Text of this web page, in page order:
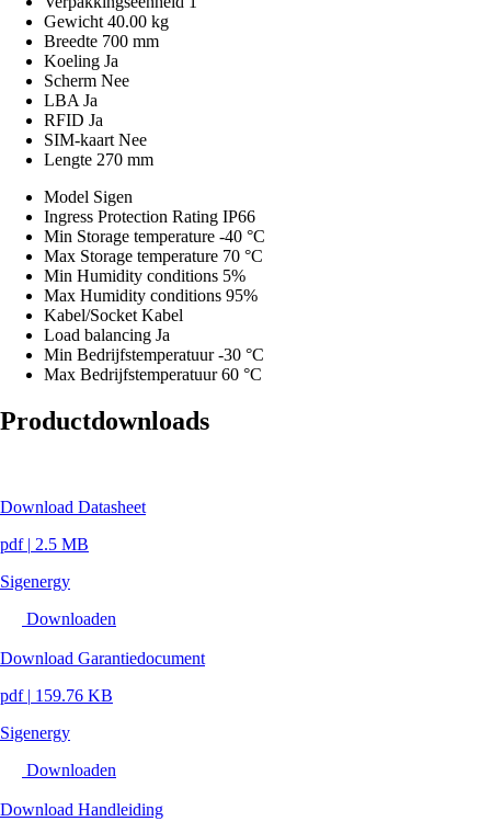
Gewicht40.00 kg
Breedte 700 mm
Koeling Ja
Scherm Nee
LBAJa
RFID Ja
SIM-kaartNee
Lengte 270 mm
Model Sigen
Ingress Protection Rating IP66
Min Storage temperature -40 °C
Max Storage temperature 70 °C
Min Humidity conditions 5%
Max Humidity conditions 95%
Kabel/SocketKabel
Load balancing Ja
Min Bedrijfstemperatuur-30 °C
Max Bedrijfstemperatuur60 °C
Productdownloads
Download Datasheet
pdf | 2.5 MB
Sigenergy
Downloaden
Download Garantiedocument
pdf | 159.76 KB
Sigenergy
Downloaden
Download Handleiding